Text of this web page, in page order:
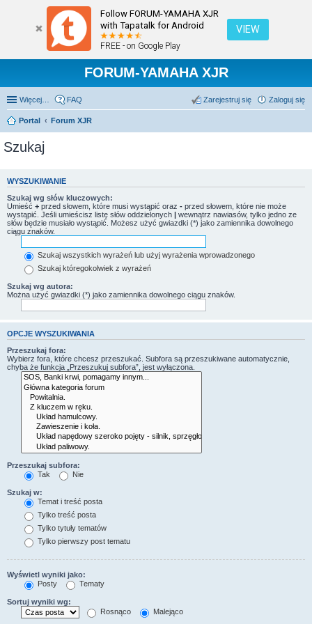
Follow FORUM-YAMAHA XJR
with Tapatalk for Android
FREE - on Google Play
VIEW
FORUM-YAMAHA XJR
Więcej… FAQ Zaloguj się
Zarejestruj się
Portal Forum XJR
Szukaj
WYSZUKIWANIE
Szukaj wg słów kluczowych:
Umieść + przed słowem, które musi wystąpić oraz - przed słowem, które nie może
wystąpić. Jeśli umieścisz listę słów oddzielonych | wewnątrz nawiasów, tylko jedno ze
słów będzie musiało wystąpić. Możesz użyć gwiazdki (*) jako zamiennika dowolnego
ciągu znaków.
Szukaj wszystkich wyrażeń lub użyj wyrażenia wprowadzonego
Szukaj któregokolwiek z wyrażeń
Szukaj wg autora:
Można użyć gwiazdki (*) jako zamiennika dowolnego ciągu znaków.
OPCJE WYSZUKIWANIA
Przeszukaj fora:
Wybierz fora, które chcesz przeszukać. Subfora są przeszukiwane automatycznie,
chyba że funkcja „Przeszukuj subfora”, jest wyłączona.
Przeszukaj subfora:
Tak
Nie
Szukaj w:
Temat i treść posta
Tylko treść posta
Tylko tytuły tematów
Tylko pierwszy post tematu
Wyświetl wyniki jako:
Posty
Tematy
Sortuj wyniki wg:
Rosnąco
Malejąco